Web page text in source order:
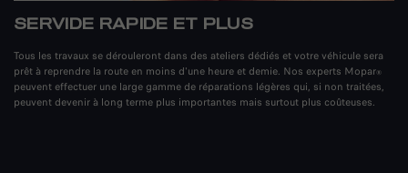
SERVIDE RAPIDE ET PLUS
Tous les travaux se dérouleront dans des ateliers dédiés et votre véhicule sera
prêt à reprendre la route en moins d'une heure et demie. Nos experts Mopar®
peuvent effectuer une large gamme de réparations légères qui, si non traitées,
peuvent devenir à long terme plus importantes mais surtout plus coûteuses.